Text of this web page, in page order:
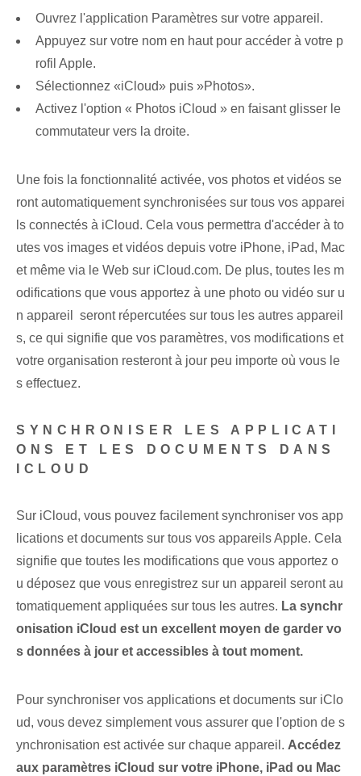
Ouvrez l'application Paramètres sur votre appareil.
Appuyez sur votre nom en haut pour accéder à votre p
rofil Apple.
Sélectionnez «iCloud»‍ puis ⁢»Photos».
Activez l'option « Photos iCloud » en faisant glisser le
commutateur vers la droite.
Une fois la fonctionnalité activée, vos photos et vidéos se
ront automatiquement synchronisées sur tous vos apparei
ls connectés à iCloud. Cela vous permettra d'accéder à to
utes vos images et vidéos depuis votre iPhone, iPad, Mac
et même via le Web sur iCloud.com. ⁣De plus, toutes les m
odifications que vous apportez à ⁢une⁤ photo ou‌ vidéo sur u
n‌ appareil ‍ seront répercutées sur tous les ⁢autres appareil
s, ce qui signifie‌ que vos paramètres, vos modifications et
votre organisation resteront à jour ⁣peu importe où vous le
s effectuez.
SYNCHRONISER LES APPLICATI
ONS ET LES DOCUMENTS DANS
ICLOUD
Sur iCloud, vous pouvez facilement synchroniser vos app
lications et documents sur tous vos appareils Apple. ‌Cela
signifie que toutes les modifications que vous ⁢apportez o
u déposez‌ que vous enregistrez⁣ sur un⁤ appareil seront au
tomatiquement ⁢appliquées⁣ sur tous les autres.‍ La synchr
onisation iCloud est un excellent moyen de garder vo
s données à jour et accessibles à tout moment.
Pour synchroniser vos applications et documents sur iClo
ud, vous devez simplement vous assurer que l'option de s
ynchronisation est activée sur chaque appareil. Accédez
aux paramètres iCloud sur votre iPhone, iPad ou Mac